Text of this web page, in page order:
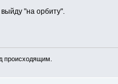
"на орбиту".
происходящим.